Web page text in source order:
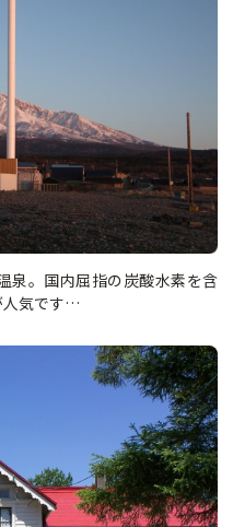
泉。国内屈指の炭酸水素を含
人気です…